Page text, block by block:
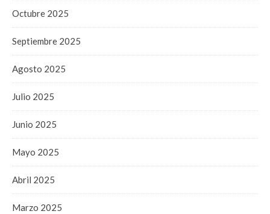
Octubre 2025
Septiembre 2025
Agosto 2025
Julio 2025
Junio 2025
Mayo 2025
Abril 2025
Marzo 2025